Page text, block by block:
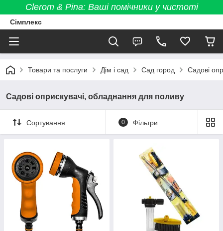
Clerom & Pina: Ваші помічники у чистоті
Сімплекс
Товари та послуги Дім і сад Сад город Садові
Садові оприскувачі, обладнання для поливу
Сортування 0 Фільтри